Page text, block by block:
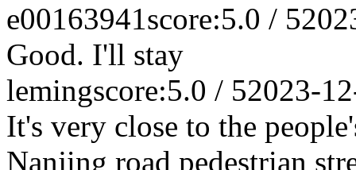
e00163941score:5.0 / 5
Good. I'll stay
lemingscore:5.0 / 52023-
It's very close to the
Nanjing road pedestrian